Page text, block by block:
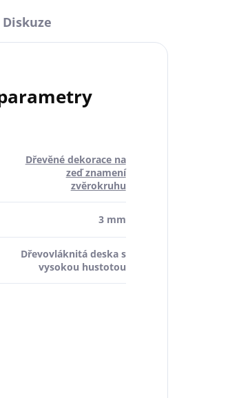
Diskuze
Dřevěné dekorace na
zeď znamení
zvěrokruhu
3 mm
Dřevovláknitá deska s
vysokou hustotou